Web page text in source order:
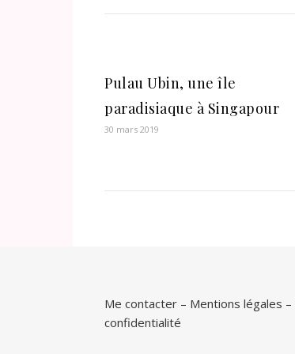
Pulau Ubin, une île
paradisiaque à Singapour
30 mars 2019
Me contacter – Mentions légales –
confidentialité